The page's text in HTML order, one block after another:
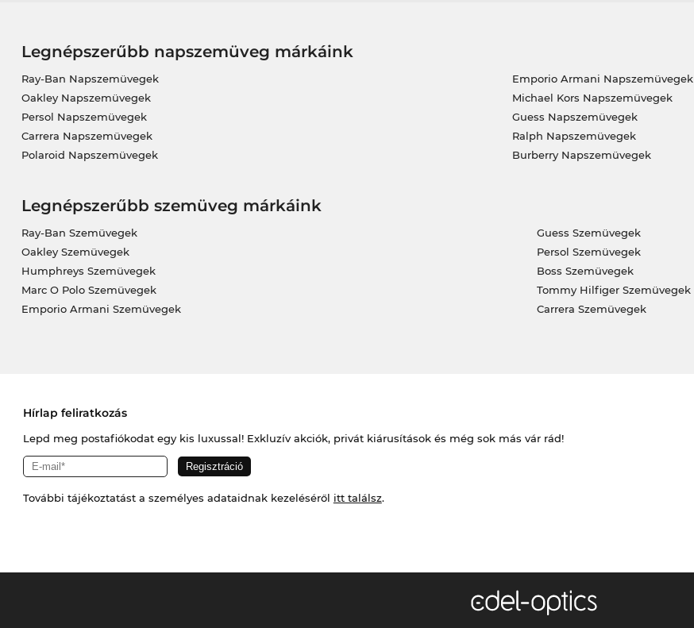
Legnépszerűbb napszemüveg márkáink
Ray-Ban Napszemüvegek
Oakley Napszemüvegek
Persol Napszemüvegek
Carrera Napszemüvegek
Polaroid Napszemüvegek
Emporio Armani Napszemüvegek
Michael Kors Napszemüvegek
Guess Napszemüvegek
Ralph Napszemüvegek
Burberry Napszemüvegek
Legnépszerűbb szemüveg márkáink
Ray-Ban Szemüvegek
Oakley Szemüvegek
Humphreys Szemüvegek
Marc O Polo Szemüvegek
Emporio Armani Szemüvegek
Guess Szemüvegek
Persol Szemüvegek
Boss Szemüvegek
Tommy Hilfiger Szemüvegek
Carrera Szemüvegek
Hírlap feliratkozás
Lepd meg postafiókodat egy kis luxussal! Exkluzív akciók, privát kiárusítások és még sok más vár rád!
További tájékoztatást a személyes adataidnak kezeléséről itt találsz.